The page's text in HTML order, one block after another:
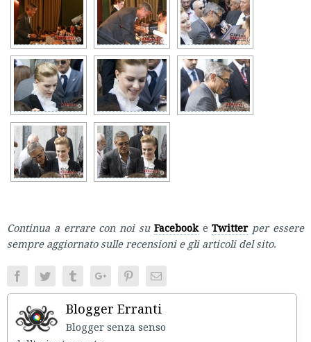
Continua a errare con noi su Facebook e Twitter per essere
sempre aggiornato sulle recensioni e gli articoli del sito.
FacebookTwitter TumblrGoogle+PinterestEmail
Blogger Erranti
Blogger senza senso